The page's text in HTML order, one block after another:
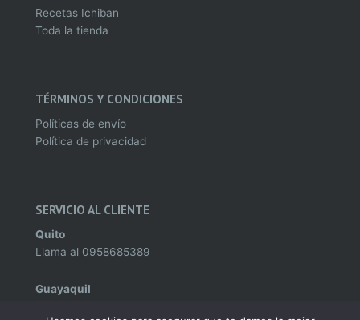
Recetas Ichiban
Toda la tienda
TÉRMINOS Y CONDICIONES
Políticas de envío
Política de privacidad
SERVICIO AL CLIENTE
Quito
Llama al 0958685389
Guayaquil